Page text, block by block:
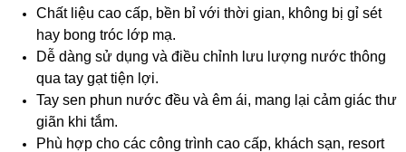
Chất liệu cao cấp, bền bỉ với thời gian, không bị gỉ sét
hay bong tróc lớp mạ.
Dễ dàng sử dụng và điều chỉnh lưu lượng nước thông
qua tay gạt tiện lợi.
Tay sen phun nước đều và êm ái, mang lại cảm giác thư
giãn khi tắm.
Phù hợp cho các công trình cao cấp, khách sạn, resort